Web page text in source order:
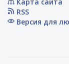
Карта сайта
RSS
Версия для